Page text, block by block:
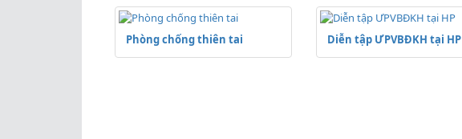
Phòng chống thiên tai Diễn tập ƯPVBĐKH tại HP